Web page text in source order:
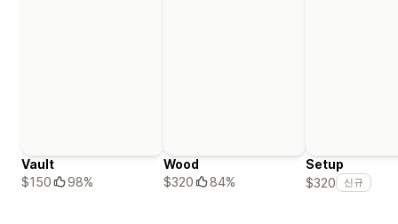
Vault
$150
98%
Wood
$320
84%
Setup
$320
신규